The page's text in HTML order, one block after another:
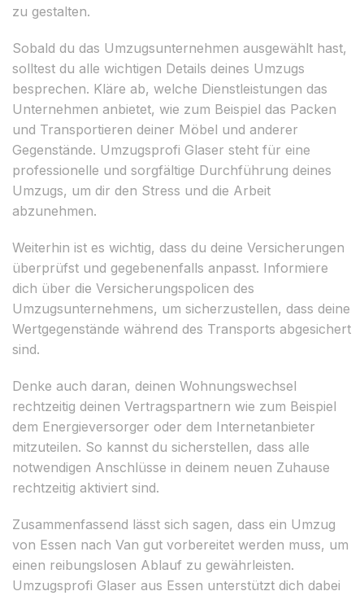
zu gestalten.
Sobald du das Umzugsunternehmen ausgewählt hast,
solltest du alle wichtigen Details deines Umzugs
besprechen. Kläre ab, welche Dienstleistungen das
Unternehmen anbietet, wie zum Beispiel das Packen
und Transportieren deiner Möbel und anderer
Gegenstände. Umzugsprofi Glaser steht für eine
professionelle und sorgfältige Durchführung deines
Umzugs, um dir den Stress und die Arbeit
abzunehmen.
Weiterhin ist es wichtig, dass du deine Versicherungen
überprüfst und gegebenenfalls anpasst. Informiere
dich über die Versicherungspolicen des
Umzugsunternehmens, um sicherzustellen, dass deine
Wertgegenstände während des Transports abgesichert
sind.
Denke auch daran, deinen Wohnungswechsel
rechtzeitig deinen Vertragspartnern wie zum Beispiel
dem Energieversorger oder dem Internetanbieter
mitzuteilen. So kannst du sicherstellen, dass alle
notwendigen Anschlüsse in deinem neuen Zuhause
rechtzeitig aktiviert sind.
Zusammenfassend lässt sich sagen, dass ein Umzug
von Essen nach Van gut vorbereitet werden muss, um
einen reibungslosen Ablauf zu gewährleisten.
Umzugsprofi Glaser aus Essen unterstützt dich dabei